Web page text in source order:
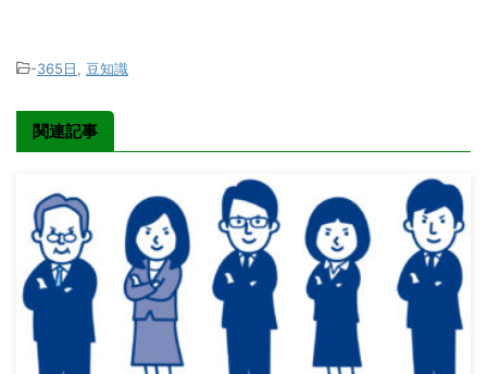
-365日 豆知識
関連記事